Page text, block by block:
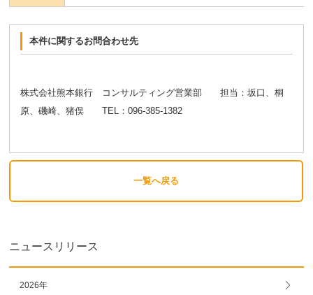
本件に関するお問合わせ先
株式会社熊本銀行 コンサルティング営業部 担当：坂口、桐
原、磯崎、猪俣 TEL：096-385-1382
一覧へ戻る
ニュースリリース
2026年